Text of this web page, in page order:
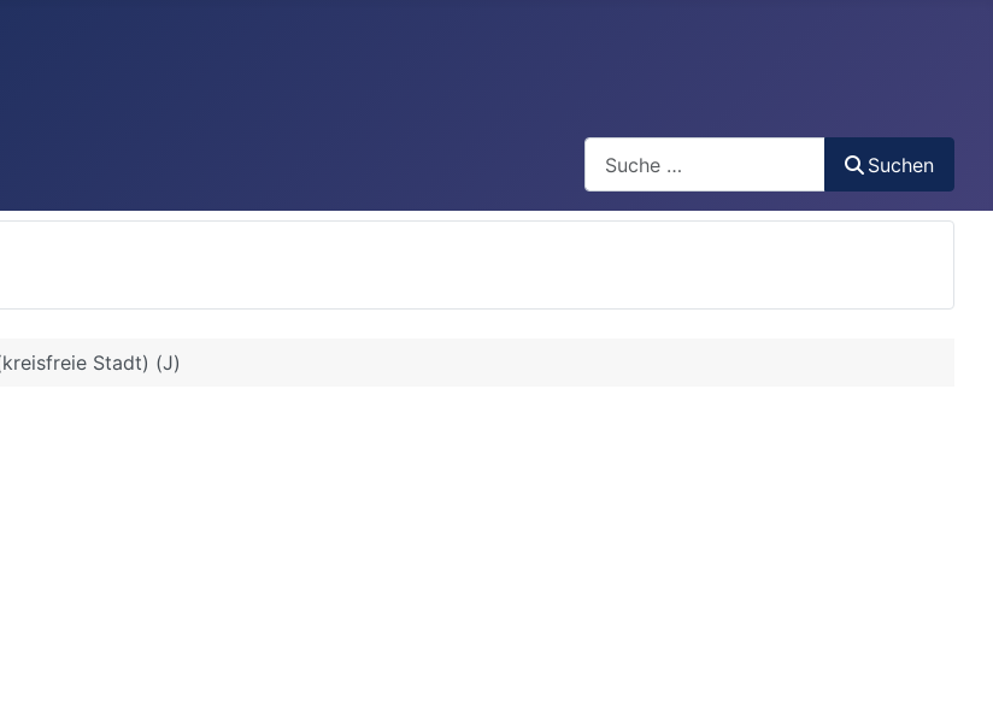
Suchen
Stadt) (J)